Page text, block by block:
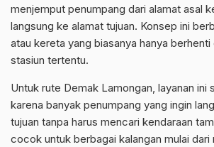
menjemput penumpang dari alamat asal
langsung ke alamat tujuan. Konsep ini
atau kereta yang biasanya hanya berhenti
stasiun tertentu.
Untuk rute Demak Lamongan, layanan ini
karena banyak penumpang yang ingin
tujuan tanpa harus mencari kendaraan
cocok untuk berbagai kalangan mulai dari